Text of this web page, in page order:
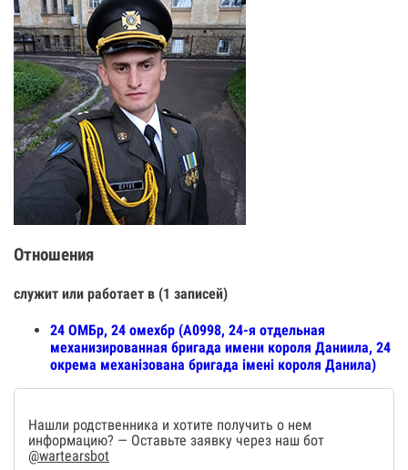
Отношения
служит или работает в (1 записей)
24 ОМБр, 24 омехбр (А0998, 24-я отдельная
механизированная бригада имени короля Даниила, 24
окрема механізована бригада імені короля Данила)
Нашли родственника и хотите получить о нем
информацию? — Оставьте заявку через наш бот
@wartearsbot